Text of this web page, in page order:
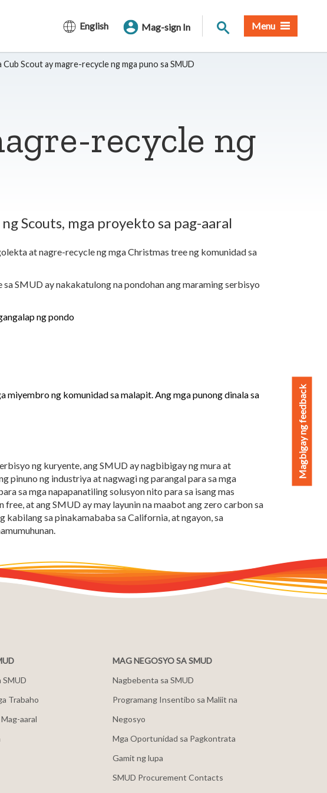
English Mag-sign In Paghahanap sa Site
Menu
Cub Scout ay magre-recycle ng mga puno sa SMUD
recycle ng
Scouts, mga proyekto sa pag-aaral
at nagre-recycle ng mga Christmas tree ng komunidad sa
SMUD ay nakakatulong na pondohan ang maraming serbisyo
ng pondo
miyembro ng komunidad sa malapit. Ang mga punong dinala sa
ng kuryente, ang SMUD ay nagbibigay ng mura at
pinuno ng industriya at nagwagi ng parangal para sa mga
sa mga napapanatiling solusyon nito para sa isang mas
at ang SMUD ay may layunin na maabot ang zero carbon sa
sa pinakamababa sa California, at ngayon, sa
SMUD
Trabaho
aaral
MAG NEGOSYO SA SMUD
Nagbebenta sa SMUD
Programang Insentibo sa Maliit na
Negosyo
Mga Oportunidad sa Pagkontrata
Gamit ng lupa
SMUD Procurement Contacts
Magbigay ng feedback